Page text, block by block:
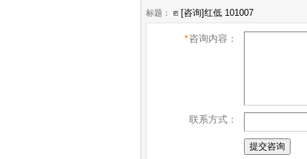
标题：
*咨询内容：
联系方式：